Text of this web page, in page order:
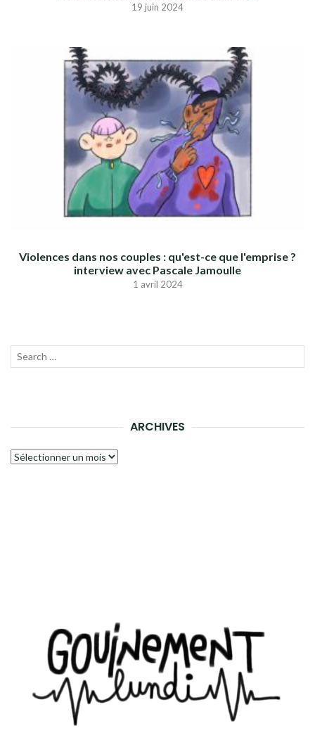
19 juin 2024
Violences dans nos couples : qu'est-ce que l'emprise ?
interview avec Pascale Jamoulle
1 avril 2024
Recherche
ARCHIVES
Archives